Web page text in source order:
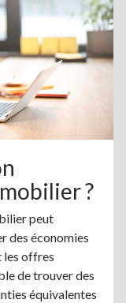
?
peut
des économies
les offres
de trouver des
équivalentes